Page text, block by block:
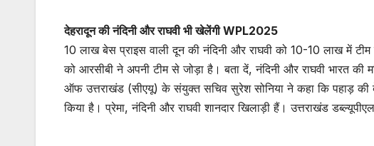
देहरादून की नंदिनी और राघवी भी खेलेंगी WPL2025
10 लाख बेस प्राइस वाली दून की नंदिनी और राघवी को 10-10 लाख में
को आरसीबी ने अपनी टीम से जोड़ा है। बता दें, नंदिनी और राघवी भारत
ऑफ उत्तराखंड (सीएयू) के संयुक्त सचिव सुरेश सोनिया ने कहा कि पहाड़
किया है। प्रेमा, नंदिनी और राघवी शानदार खिलाड़ी हैं। उत्तराखंड